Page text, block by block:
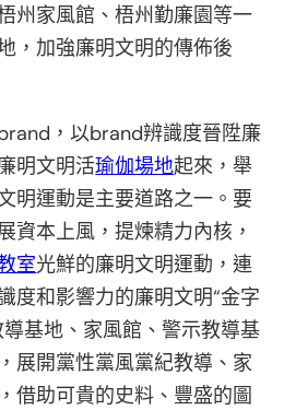
州家風館、梧州勤廉園等一
，加強廉明文明的傳佈後
，以brand辨識度晉陞廉
明文明活瑜伽場地起來，舉
明運動是主要道路之一。要
資本上風，提煉精力內核，
室光鮮的廉明文明運動，連
度和影響力的廉明文明“金字
基地、家風館、警示教導基
展開黨性黨風黨紀教導、家
借助可貴的史料、豐盛的圖